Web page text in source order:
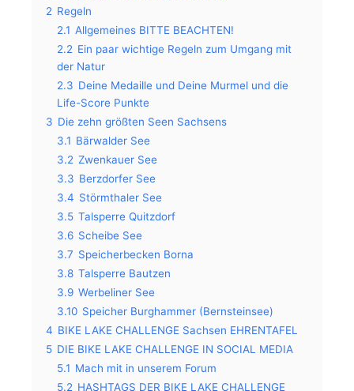
2 Regeln
2.1 Allgemeines BITTE BEACHTEN!
2.2 Ein paar wichtige Regeln zum Umgang mit
der Natur
2.3 Deine Medaille und Deine Murmel und die
Life-Score Punkte
3 Die zehn größten Seen Sachsens
3.1 Bärwalder See
3.2 Zwenkauer See
3.3 Berzdorfer See
3.4 Störmthaler See
3.5 Talsperre Quitzdorf
3.6 Scheibe See
3.7 Speicherbecken Borna
3.8 Talsperre Bautzen
3.9 Werbeliner See
3.10 Speicher Burghammer (Bernsteinsee)
4 BIKE LAKE CHALLENGE Sachsen EHRENTAFEL
5 DIE BIKE LAKE CHALLENGE IN SOCIAL MEDIA
5.1 Mach mit in unserem Forum
5.2 HASHTAGS DER BIKE LAKE CHALLENGE